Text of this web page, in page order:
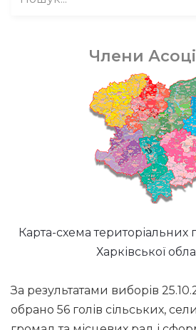
Члени
Карта-схема територіальних
Харківської
За результатами виборів
обрано 56 голів сільських,